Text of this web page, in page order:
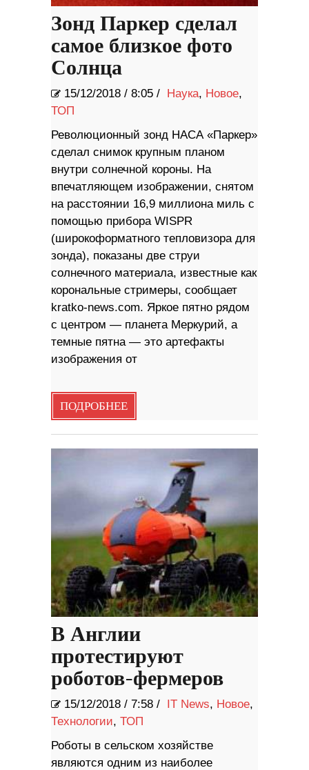
Зонд Паркер сделал
самое близкое фото
Солнца
15/12/2018 / 8:05 / Наука, Новое,
ТОП
Революционный зонд НАСА «Паркер»
сделал снимок крупным планом
внутри солнечной короны. На
впечатляющем изображении, снятом
на расстоянии 16,9 миллиона миль с
помощью прибора WISPR
(широкоформатного тепловизора для
зонда), показаны две струи
солнечного материала, известные как
корональные стримеры, сообщает
kratko-news.com. Яркое пятно рядом
с центром — планета Меркурий, а
темные пятна — это артефакты
изображения от
ПОДРОБНЕЕ
В Англии
протестируют
роботов-фермеров
15/12/2018 / 7:58 / IT News, Новое,
Технологии, ТОП
Роботы в сельском хозяйстве
являются одним из наиболее